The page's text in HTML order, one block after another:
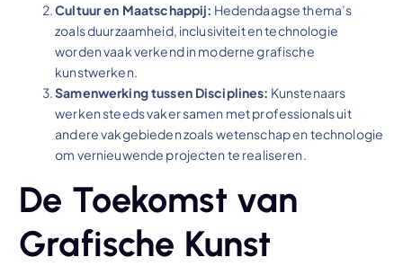
Cultuur en Maatschappij: Hedendaagse thema’s
zoals duurzaamheid, inclusiviteit en technologie
worden vaak verkend in moderne grafische
kunstwerken.
Samenwerking tussen Disciplines: Kunstenaars
werken steeds vaker samen met professionals uit
andere vakgebieden zoals wetenschap en technologie
om vernieuwende projecten te realiseren.
De Toekomst van
Grafische Kunst